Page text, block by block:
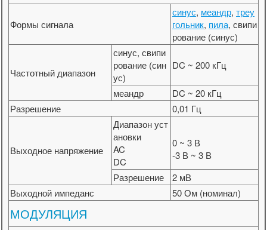
Формы сигнала
синус, меандр, треу
гольник, пила, свипи
рование (синус)
Частотный диапазон
синус, свипи
рование (син
ус)
DC ~ 200 кГц
меандр
DC ~ 20 кГц
Разрешение
0,01 Гц
Выходное напряжение
Диапазон уст
ановки
AC
DC
0 ~ 3 В
-3 В ~ 3 В
Разрешение
2 мВ
Выходной импеданс
50 Ом (номинал)
МОДУЛЯЦИЯ